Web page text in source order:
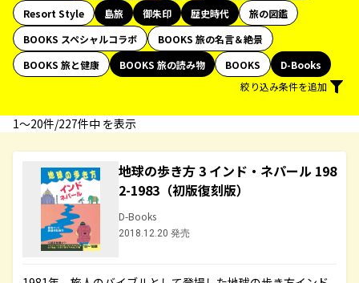
Resort Style
島旅 御朱印 歴史時代
旅の図鑑
BOOKS スペシャルコラボ
BOOKS 旅の名言＆絶景
BOOKS 旅と健康
BOOKS 旅の読み物 BOOKS
D-Books
絞り込み条件を追加
1〜20件/227件中 を表示
地球の歩き方 3 インド・ネパール 198
2-1983（初版復刻版）
D-Books
2018.12.20 発売